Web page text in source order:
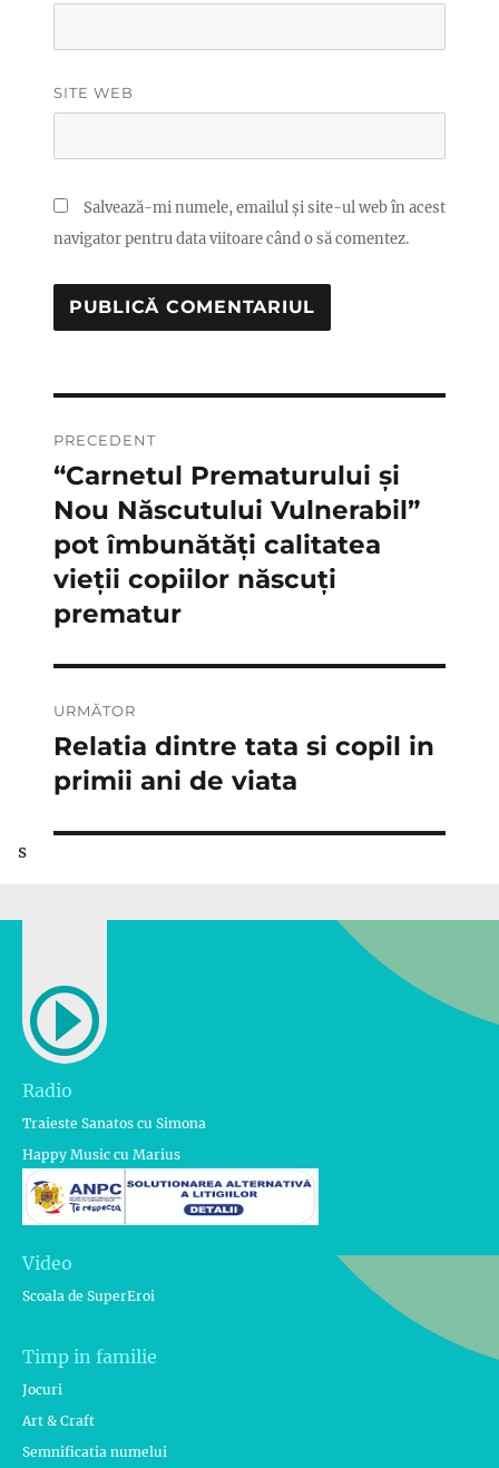
SITE WEB
Salvează-mi numele, emailul și site-ul web în acest
navigator pentru data viitoare când o să comentez.
în
articole
PRECEDENT
Articolul
anterior:
“Carnetul Prematurului și
Nou Născutului Vulnerabil”
pot îmbunătăți calitatea
vieții copiilor născuți
prematur
URMĂTOR
Articolul
următor:
Relatia dintre tata si copil in
primii ani de viata
s
Radio
Traieste Sanatos cu Simona
Happy Music cu Marius
Video
Scoala de SuperEroi
Timp in familie
Jocuri
Art & Craft
Semnificatia numelui